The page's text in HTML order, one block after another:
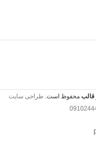
قالب محفوظ است. طراحی سایت